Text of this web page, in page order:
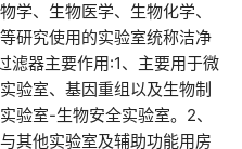
学、生物医学、生物化学、
研究使用的实验室统称洁净
滤器主要作用:1、主要用于微
验室、基因重组以及生物制
验室-生物安全实验室。2、
其他实验室及辅助功能用房